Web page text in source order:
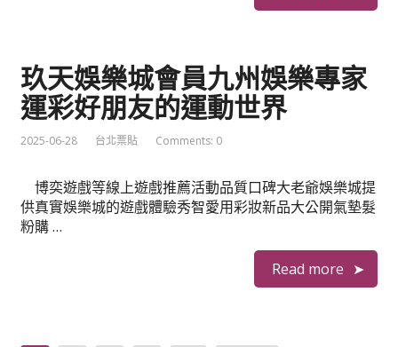
玖天娛樂城會員九州娛樂專家
運彩好朋友的運動世界
2025-06-28 台北票貼 Comments: 0
博奕遊戲等線上遊戲推薦活動品質口碑大老爺娛樂城提
供真實娛樂城的遊戲體驗秀智愛用彩妝新品大公開氣墊髮
粉購 …
Read more